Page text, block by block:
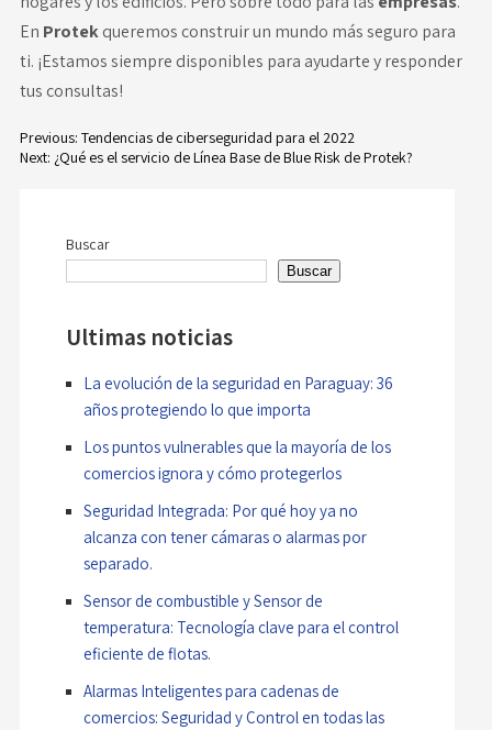
En Protekqueremos construir un mundo más seguro para
ti. ¡Estamos siempre disponibles para ayudarte y responder
tus consultas!
entradas
Previous: Tendencias de ciberseguridad para el 2022
Next: ¿Qué es el servicio de Línea Base de Blue Risk de Protek?
Buscar
Buscar
Ultimas noticias
La evolución de la seguridad en Paraguay: 36
años protegiendo lo que importa
Los puntos vulnerables que la mayoría de los
comercios ignora y cómo protegerlos
Seguridad Integrada: Por qué hoy ya no
alcanza con tener cámaras o alarmas por
separado.
Sensor de combustible y Sensor de
temperatura: Tecnología clave para el control
eficiente de flotas.
Alarmas Inteligentes para cadenas de
comercios: Seguridad y Control en todas las